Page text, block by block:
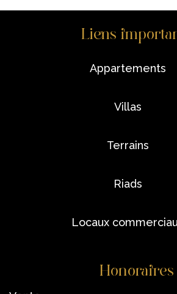
Liens
appartements
villas
terrains
riads
locaux
Honoraires